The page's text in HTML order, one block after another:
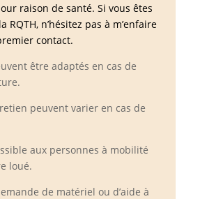
raison de santé. Si vous êtes
RQTH, n’hésitez pas à m’enfaire
contact.
être adaptés en cas de
peuvent varier en cas de
aux personnes à mobilité
loué.
de matériel ou d’aide à